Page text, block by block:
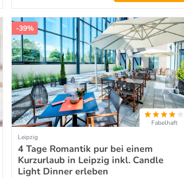
-39%
Fabelhaft
Leipzig
4 Tage Romantik pur bei einem
Kurzurlaub in Leipzig inkl. Candle
Light Dinner erleben